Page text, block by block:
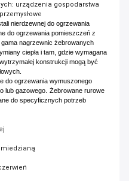
urządzenia gospodarstwa
nierdzewnej do ogrzewania
do ogrzewania pomieszczeń z
nagrzewnic żebrowanych
ciepła i tam, gdzie wymagana
konstrukcji mogą być
do ogrzewania wymuszonego
lub gazowego. Żebrowane rurowe
do specyficznych potrzeb
miedzianą